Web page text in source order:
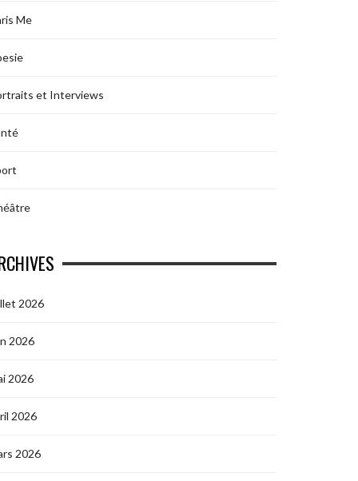
Me
et Interviews
2026
2026
2026
2026
2026